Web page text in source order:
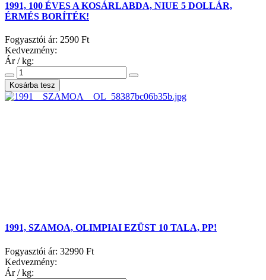
1991, 100 ÉVES A KOSÁRLABDA, NIUE 5 DOLLÁR,
ÉRMÉS BORÍTÉK!
Fogyasztói ár: 2590 Ft
Kedvezmény:
Ár / kg:
1991, SZAMOA, OLIMPIAI EZÜST 10 TALA, PP!
Fogyasztói ár: 32990 Ft
Kedvezmény:
Ár / kg: